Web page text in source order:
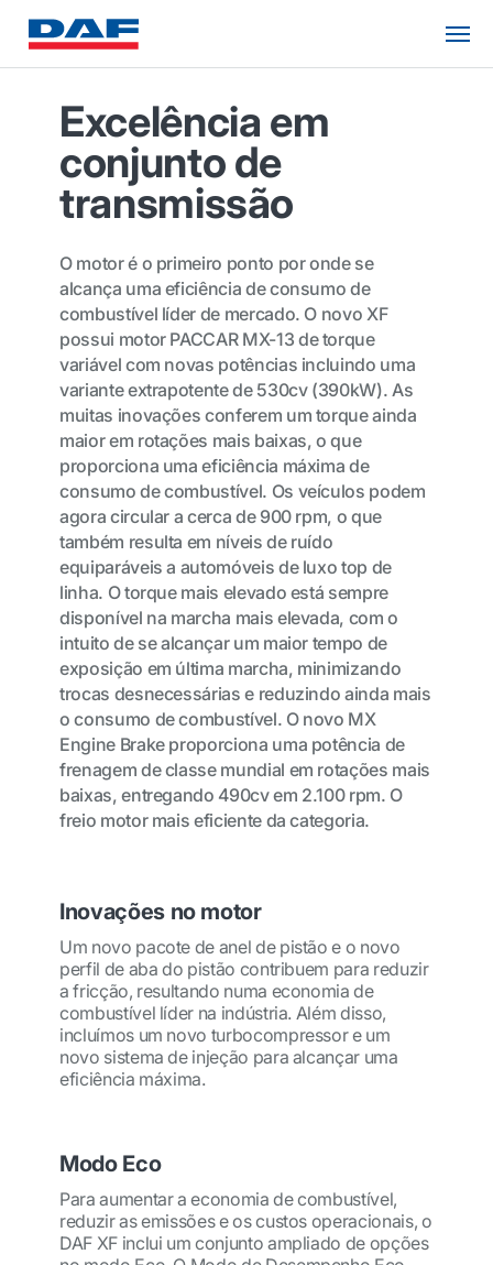
Excelência em
conjunto de
transmissão
O motor é o primeiro ponto por onde se
alcança uma eficiência de consumo de
combustível líder de mercado. O novo XF
possui motor PACCAR MX-13 de torque
variável com novas potências incluindo uma
variante extrapotente de 530cv (390kW). As
muitas inovações conferem um torque ainda
maior em rotações mais baixas, o que
proporciona uma eficiência máxima de
consumo de combustível. Os veículos podem
agora circular a cerca de 900 rpm, o que
também resulta em níveis de ruído
equiparáveis a automóveis de luxo top de
linha. O torque mais elevado está sempre
disponível na marcha mais elevada, com o
intuito de se alcançar um maior tempo de
exposição em última marcha, minimizando
trocas desnecessárias e reduzindo ainda mais
o consumo de combustível. O novo MX
Engine Brake proporciona uma potência de
frenagem de classe mundial em rotações mais
baixas, entregando 490cv em 2.100 rpm. O
freio motor mais eficiente da categoria.
Inovações no motor
Um novo pacote de anel de pistão e o novo
perfil de aba do pistão contribuem para reduzir
a fricção, resultando numa economia de
combustível líder na indústria. Além disso,
incluímos um novo turbocompressor e um
novo sistema de injeção para alcançar uma
eficiência máxima.
Modo Eco
Para aumentar a economia de combustível,
reduzir as emissões e os custos operacionais, o
DAF XF inclui um conjunto ampliado de opções